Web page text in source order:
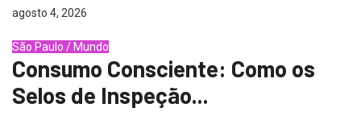
agosto 4, 2026
São Paulo / Mundo
Consumo Consciente: Como os
Selos de Inspeção...